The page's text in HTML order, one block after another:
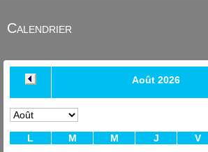
Calendrier